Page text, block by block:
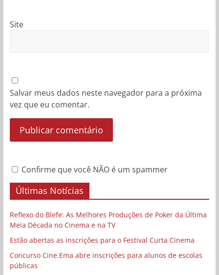
Site
Salvar meus dados neste navegador para a próxima
vez que eu comentar.
Confirme que você NÃO é um spammer
Últimas Notícias
Reflexo do Blefe: As Melhores Produções de Poker da Última
Meia Década no Cinema e na TV
Estão abertas as inscrições para o Festival Curta Cinema
Concurso Cine.Ema abre inscrições para alunos de escolas
públicas